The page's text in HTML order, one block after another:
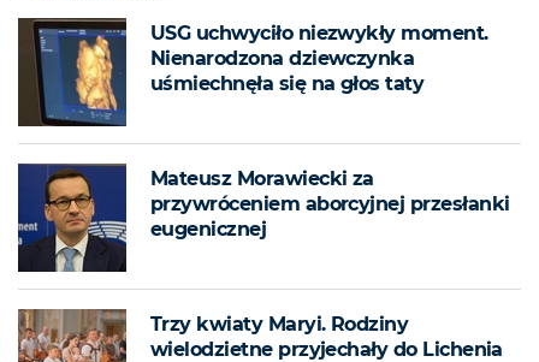
USG uchwyciło niezwykły moment.
Nienarodzona dziewczynka
uśmiechnęła się na głos taty
Mateusz Morawiecki za
przywróceniem aborcyjnej przesłanki
eugenicznej
Trzy kwiaty Maryi. Rodziny
wielodzietne przyjechały do Lichenia